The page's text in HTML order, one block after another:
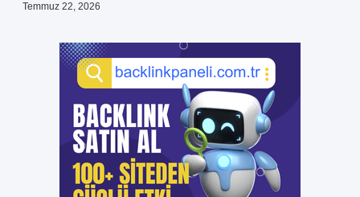
Temmuz 22, 2026